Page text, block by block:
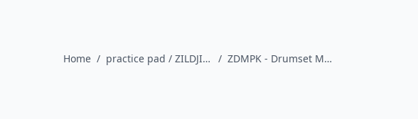
Home / practice pad / ZILDJIAN / ZDMPK - Drumset Method Value Pack